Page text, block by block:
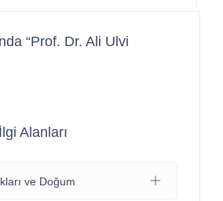
“Prof. Dr. Ali Ulvi
Alanları
ve Doğum